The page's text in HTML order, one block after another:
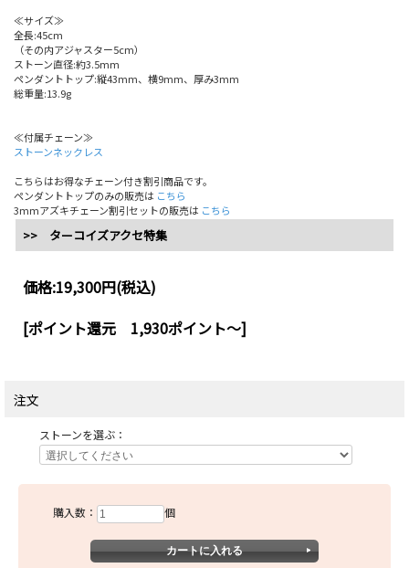
≪サイズ≫
全長:45cm
（その内アジャスター5cm）
ストーン直径:約3.5mm
ペンダントトップ:縦43mm、横9mm、厚み3mm
総重量:13.9g
≪付属チェーン≫
ストーンネックレス
こちらはお得なチェーン付き割引商品です。
ペンダントトップのみの販売は こちら
3mmアズキチェーン割引セットの販売は こちら
>> ターコイズアクセ特集
価格:19,300円(税込)
[ポイント還元 1,930ポイント～]
注文
ストーンを選ぶ：
購入数： 個